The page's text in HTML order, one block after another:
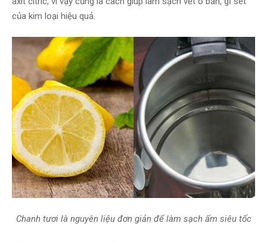
của kim loại hiệu quả.
Chanh tươi là nguyên liệu đơn giản để làm sạch ấm siêu tốc